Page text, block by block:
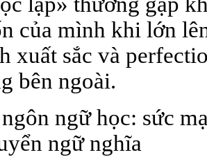
của mình khi lớn
xuất sắc và
bên ngoài.
ngữ học: sức
ngữ nghĩa